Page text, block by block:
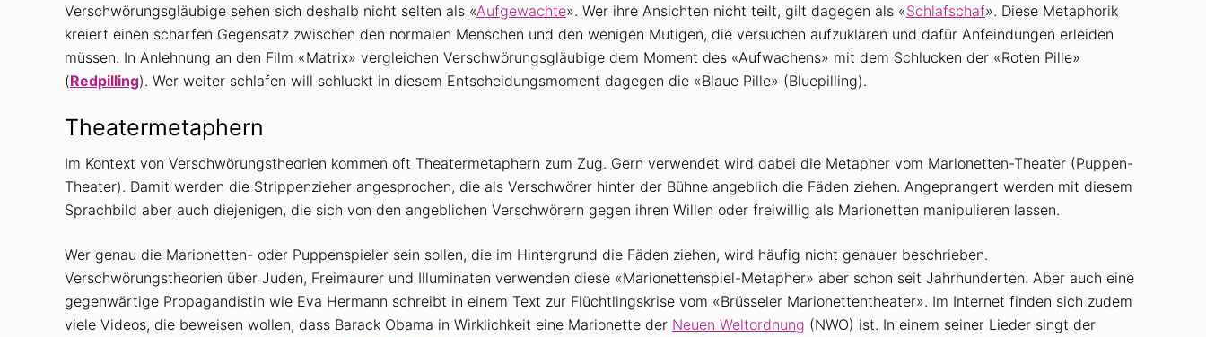
Verschwörungsgläubige sehen sich deshalb nicht selten als «Aufgewachte». Wer ihre Ansichten nicht teilt, gilt dagegen als «Schlafschaf». Diese Metaphorik
kreiert einen scharfen Gegensatz zwischen den normalen Menschen und den wenigen Mutigen, die versuchen aufzuklären und dafür Anfeindungen erleiden
müssen. In Anlehnung an den Film «Matrix» vergleichen Verschwörungsgläubige dem Moment des «Aufwachens» mit dem Schlucken der «Roten Pille»
(Redpilling). Wer weiter schlafen will schluckt in diesem Entscheidungsmoment dagegen die «Blaue Pille» (Bluepilling).
Theatermetaphern
Im Kontext von Verschwörungstheorien kommen oft Theatermetaphern zum Zug. Gern verwendet wird dabei die Metapher vom Marionetten-Theater (Puppen-
Theater). Damit werden die Strippenzieher angesprochen, die als Verschwörer hinter der Bühne angeblich die Fäden ziehen. Angeprangert werden mit diesem
Sprachbild aber auch diejenigen, die sich von den angeblichen Verschwörern gegen ihren Willen oder freiwillig als Marionetten manipulieren lassen.
Wer genau die Marionetten- oder Puppenspieler sein sollen, die im Hintergrund die Fäden ziehen, wird häufig nicht genauer beschrieben.
Verschwörungstheorien über Juden, Freimaurer und Illuminaten verwenden diese «Marionettenspiel-Metapher» aber schon seit Jahrhunderten. Aber auch eine
gegenwärtige Propagandistin wie Eva Hermann schreibt in einem Text zur Flüchtlingskrise vom «Brüsseler Marionettentheater». Im Internet finden sich zudem
viele Videos, die beweisen wollen, dass Barack Obama in Wirklichkeit eine Marionette der Neuen Weltordnung (NWO) ist. In einem seiner Lieder singt der